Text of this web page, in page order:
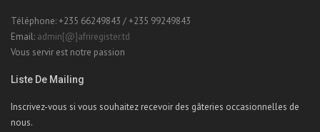
Téléphone: +235 66249843 / +235 99249843
Email: admin[@]afriregister.td
Vous servir est notre passion
Liste De Mailing
Inscrivez-vous si vous souhaitez recevoir des gâteries occasionnelles de
nous.